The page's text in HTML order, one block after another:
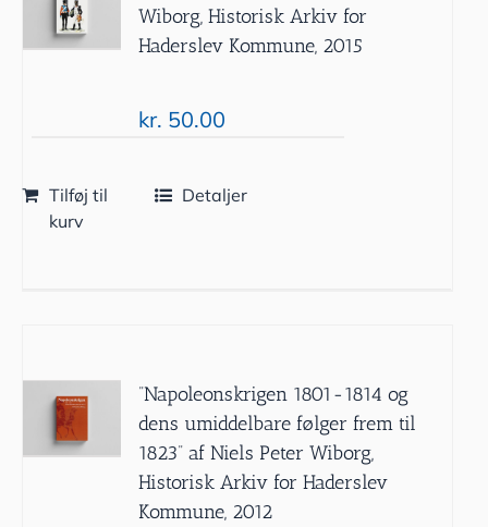
Wiborg, Historisk Arkiv for
Haderslev Kommune, 2015
kr. 50.00
Tilføj til
kurv
Detaljer
”Napoleonskrigen 1801-1814 og
dens umiddelbare følger frem til
1823” af Niels Peter Wiborg,
Historisk Arkiv for Haderslev
Kommune, 2012